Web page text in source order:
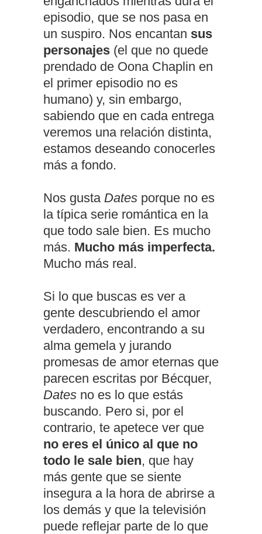
episodio, que se nos pasa en
un suspiro. Nos encantan sus
personajes (el que no quede
prendado de Oona Chaplin en
el primer episodio no es
humano) y, sin embargo,
sabiendo que en cada entrega
veremos una relación distinta,
estamos deseando conocerles
más a fondo.
Nos gusta Dates porque no es
la típica serie romántica en la
que todo sale bien. Es mucho
más. Mucho más imperfecta.
Mucho más real.
Si lo que buscas es ver a
gente descubriendo el amor
verdadero, encontrando a su
alma gemela y jurando
promesas de amor eternas que
parecen escritas por Bécquer,
Dates no es lo que estás
buscando. Pero si, por el
contrario, te apetece ver que
no eres el único al que no
todo le sale bien, que hay
más gente que se siente
insegura a la hora de abrirse a
los demás y que la televisión
puede reflejar parte de lo que